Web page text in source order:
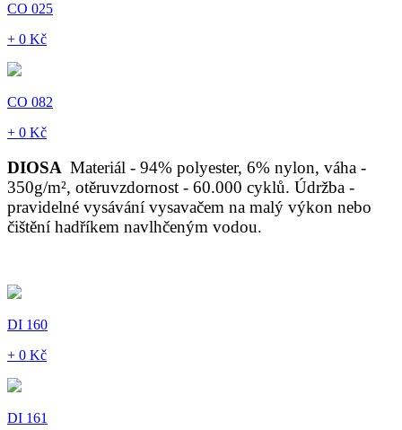
CO 025
+ 0 Kč
CO 082
+ 0 Kč
DIOSA Materiál - 94% polyester, 6% nylon, váha -
350g/m², otěruvzdornost - 60.000 cyklů. Údržba -
pravidelné vysávání vysavačem na malý výkon nebo
čištění hadříkem navlhčeným vodou.
DI 160
+ 0 Kč
DI 161